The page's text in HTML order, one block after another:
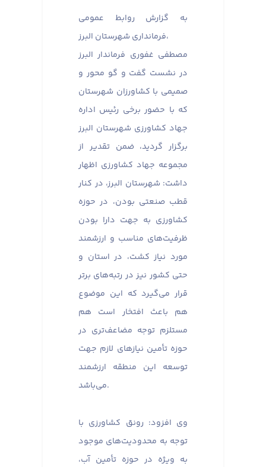
به گزارش روابط عمومی
فرمانداری شهرستان البرز،
مصطفی غفوری فرماندار البرز
در نشست گفت و گو محور و
صمیمی با کشاورزان شهرستان
که با حضور برخی رئیس اداره
جهاد کشاورزی شهرستان البرز
برگزار گردید، ضمن تقدیر از
مجموعه جهاد کشاورزی اظهار
داشت: شهرستان البرز، در کنار
قطب صنعتی بودن، در حوزه
کشاورزی به جهت دارا بودن
ظرفیت‌های مناسب و ارزشمند
مورد نیاز کشت، در استان و
حتی کشور نیز در رتبه‌های برتر
قرار می‌گیرد که این موضوع
هم باعث افتخار است هم
مستلزم توجه مضاعف‌تری در
حوزه تأمین نیازهای لازم جهت
توسعه این منطقه ارزشمند
می‌باشد.
وی افزود: رونق کشاورزی با
توجه به محدودیت‌های موجود
به ویژه در حوزه تأمین آب،